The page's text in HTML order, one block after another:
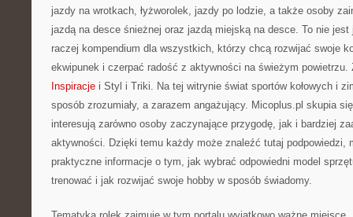
jazdy na wrotkach, łyżworolek, jazdy po lodzie, a także osoby
jazdą na desce śnieżnej oraz jazdą miejską na desce. To nie jest
raczej kompendium dla wszystkich, którzy chcą rozwijać swoje
ekwipunek i czerpać radość z aktywności na świeżym
Inspiracje i Styl i Triki. Na tej witrynie świat sportów kołowych i
sposób zrozumiały, a zarazem angażujący. Micoplus.pl skupia
interesują zarówno osoby zaczynające przygodę, jak i bardziej
aktywności. Dzięki temu każdy może znaleźć tutaj podpowiedzi,
praktyczne informacje o tym, jak wybrać odpowiedni model
trenować i jak rozwijać swoje hobby w sposób świadomy.